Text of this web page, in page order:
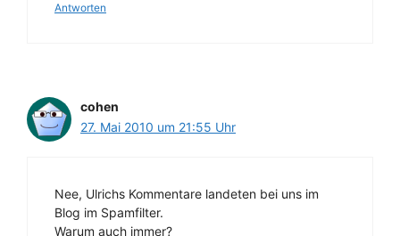
Antworten
cohen
27. Mai 2010 um 21:55 Uhr
Nee, Ulrichs Kommentare landeten bei uns im
Blog im Spamfilter.
Warum auch immer?